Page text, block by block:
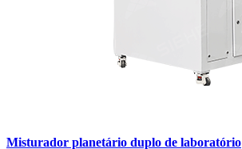
Misturador planetário duplo de laboratório